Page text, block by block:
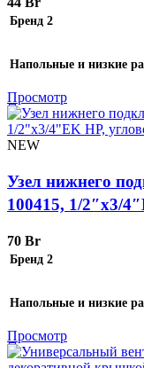
Бренд 2
Напольные и низкие
Просмотр
NEW
Узел нижнего
100415, 1/2″х3/
70 Br
Бренд 2
Напольные и низкие
Просмотр